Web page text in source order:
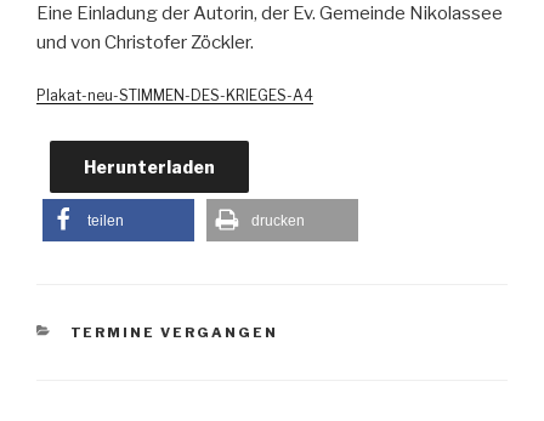
Eine Einladung der Autorin, der Ev. Gemeinde Nikolassee
und von Christofer Zöckler.
Plakat-neu-STIMMEN-DES-KRIEGES-A4
Herunterladen
teilen drucken
KATEGORIEN
TERMINE VERGANGEN